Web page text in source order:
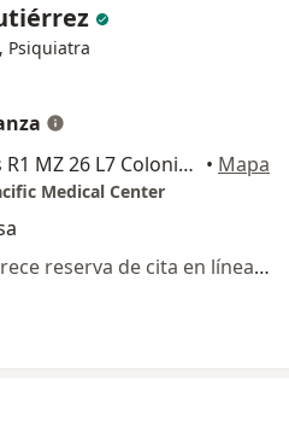
Psiquiatra
Avenida Lopez Mateos R1 MZ 26 L7 Colonia La Popular, Ecatepec de Morelos • Mapa
Medical Center
Este especialista no ofrece reserva de cita en línea en esta dirección.